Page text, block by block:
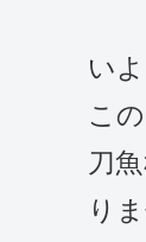
い
こ
刀
り